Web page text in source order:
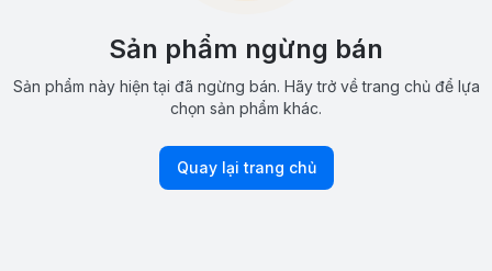
Sản phẩm ngừng bán
Sản phẩm này hiện tại đã ngừng bán. Hãy trở về trang chủ để lựa
chọn sản phẩm khác.
Quay lại trang chủ